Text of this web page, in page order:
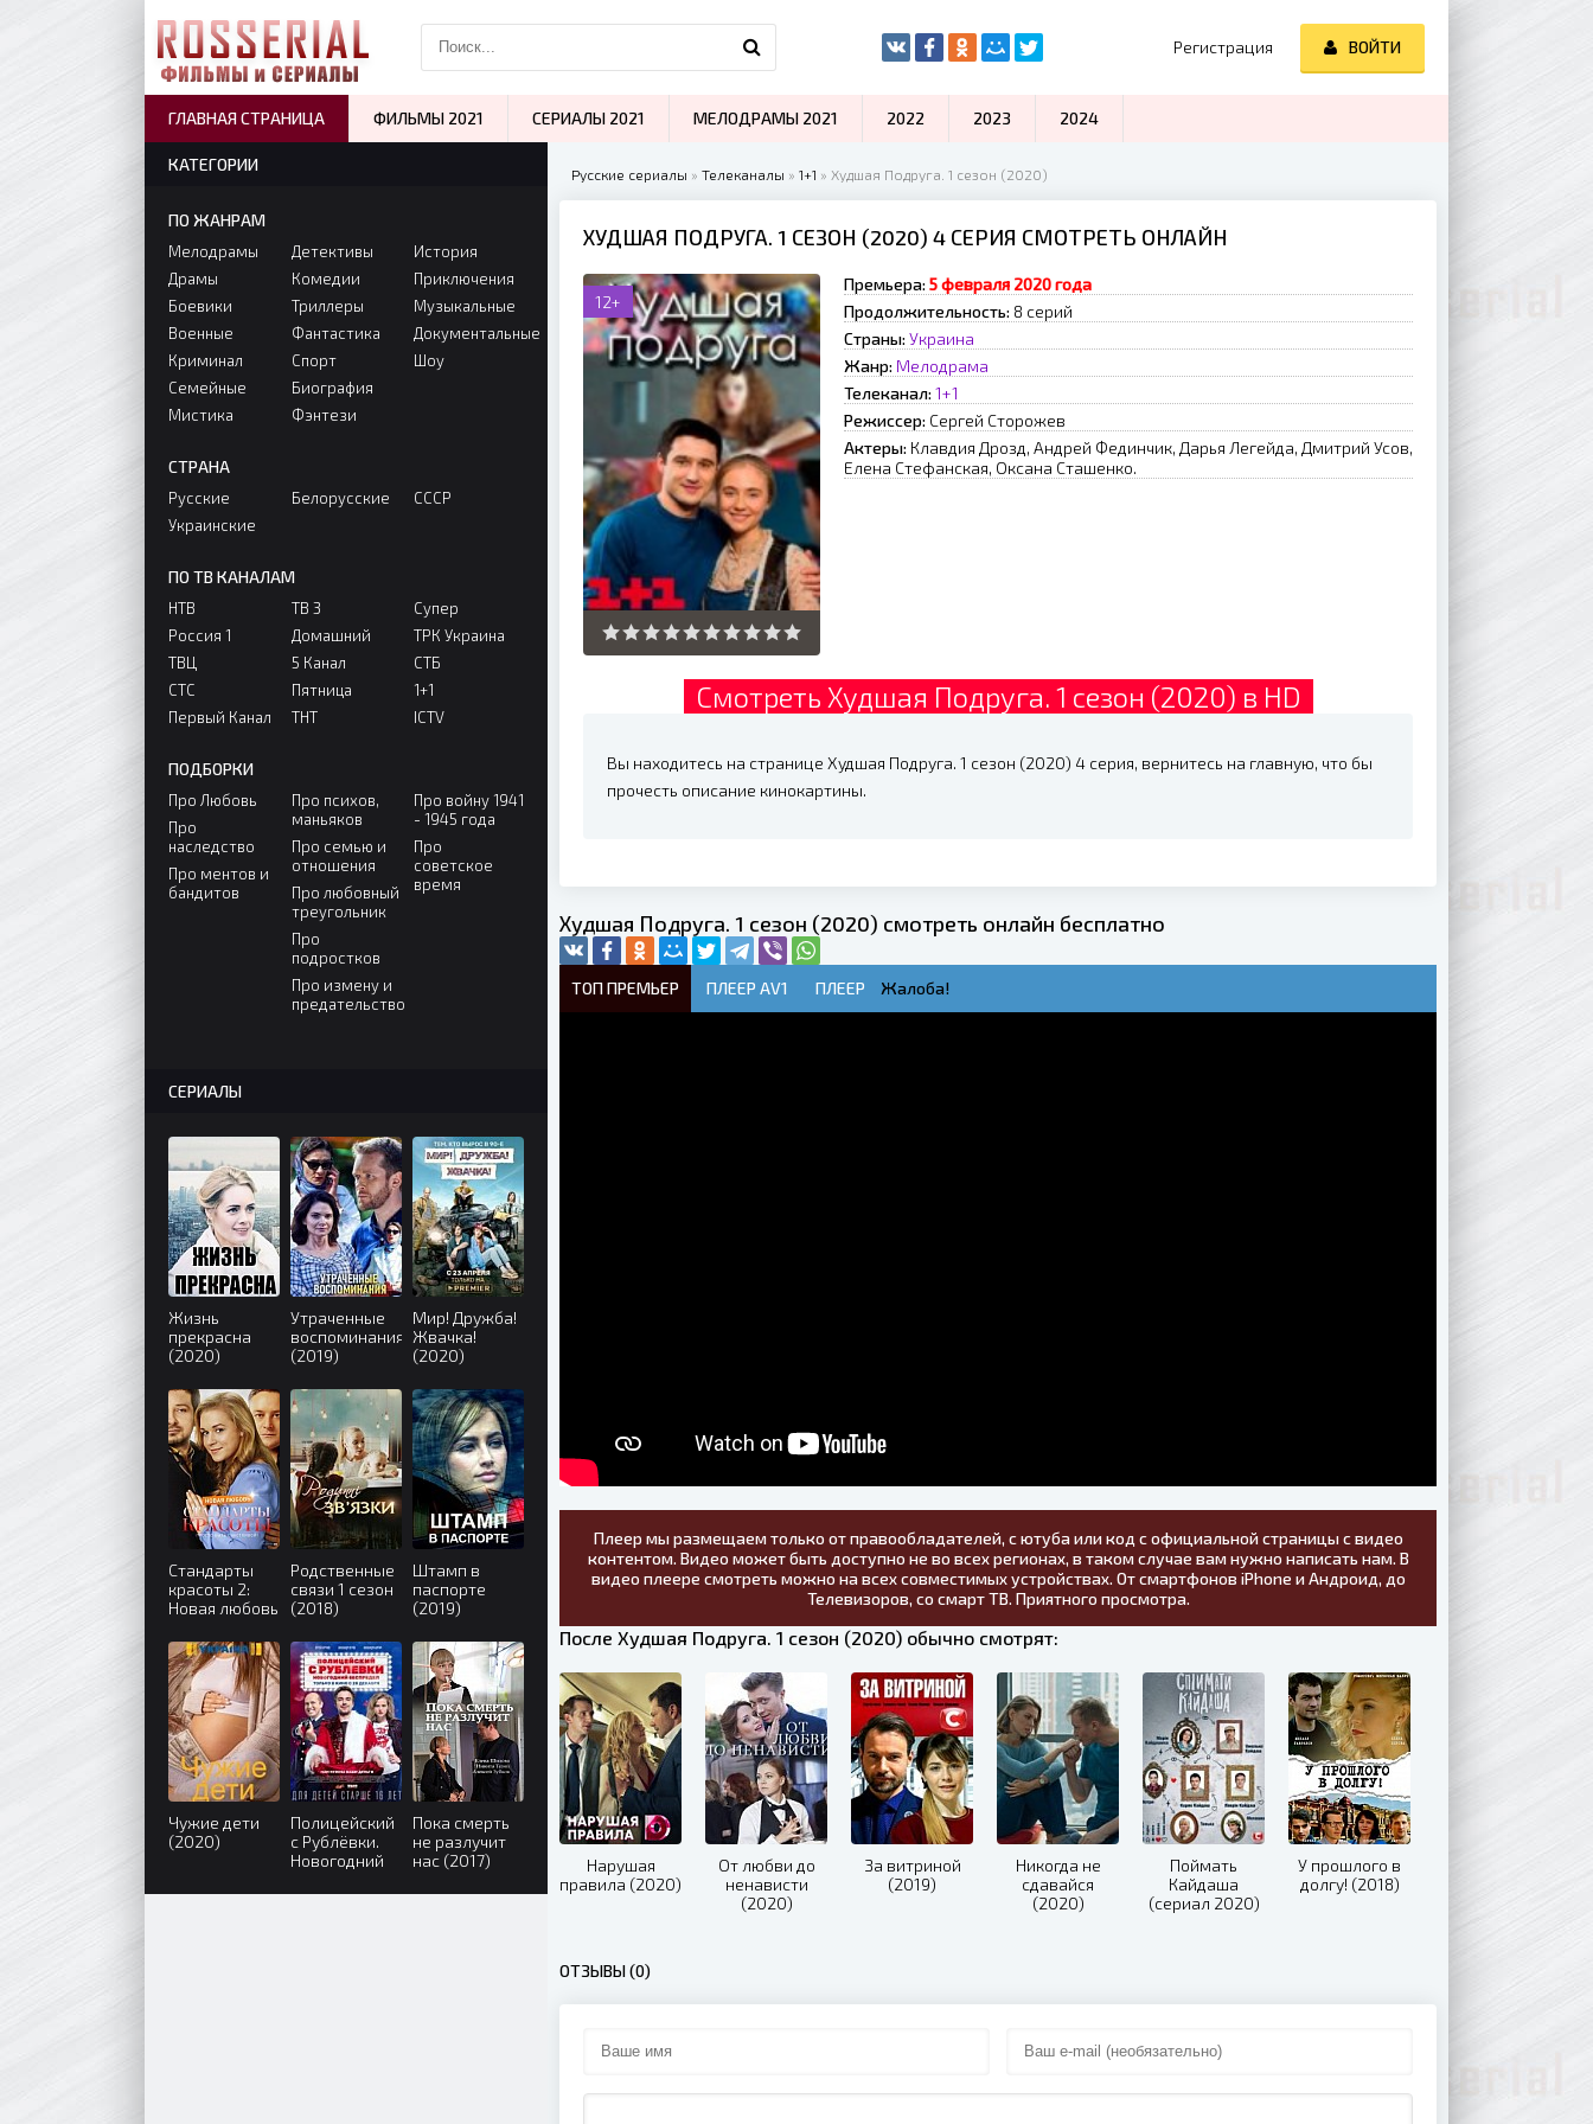
Русские сериалы » Телеканалы » 1+1 » Худшая Подруга. 1 сезон (2020)
ХУДШАЯ ПОДРУГА. 1 СЕЗОН (2020) 4 СЕРИЯ СМОТРЕТЬ ОНЛАЙН
12+
Премьера: 5 февраля 2020 года
Продолжительность: 8 серий
Страны: Украина
Жанр: Мелодрама
Телеканал: 1+1
Режиссер: Сергей Сторожев
Актеры: Клавдия Дрозд, Андрей Фединчик, Дарья Легейда, Дмитрий Усов,
Елена Стефанская, Оксана Сташенко.
Смотреть Худшая Подруга. 1 сезон (2020) в HD
Вы находитесь на странице Худшая Подруга. 1 сезон (2020) 4 серия, вернитесь на главную, что бы
прочесть описание кинокартины.
Худшая Подруга. 1 сезон (2020) смотреть онлайн бесплатно
ТОП ПРЕМЬЕР ПЛЕЕР AV1 ПЛЕЕР Жалоба!
Плеер мы размещаем только от правообладателей, с ютуба или код с официальной страницы с видео
контентом. Видео может быть доступно не во всех регионах, в таком случае вам нужно написать нам. В
видео плеере смотреть можно на всех совместимых устройствах. От смартфонов iPhone и Андроид, до
Телевизоров, со смарт ТВ. Приятного просмотра.
После Худшая Подруга. 1 сезон (2020) обычно смотрят:
Нарушая
правила (2020)
От любви до
ненависти
(2020)
За витриной
(2019)
Никогда не
сдавайся
(2020)
Поймать
Кайдаша
(сериал 2020)
У прошлого в
долгу! (2018)
ОТЗЫВЫ (0)
КАТЕГОРИИ
ПО ЖАНРАМ
Мелодрамы
Драмы
Боевики
Военные
Криминал
Семейные
Мистика
Детективы
Комедии
Триллеры
Фантастика
Спорт
Биография
Фэнтези
История
Приключения
Музыкальные
Документальные
Шоу
СТРАНА
Русские
Украинские
Белорусские СССР
ПО ТВ КАНАЛАМ
НТВ
Россия 1
ТВЦ
СТС
Первый Канал
ТВ 3
Домашний
5 Канал
Пятница
ТНТ
Супер
ТРК Украина
СТБ
1+1
ICTV
ПОДБОРКИ
Про Любовь
Про
наследство
Про ментов и
бандитов
Про психов,
маньяков
Про семью и
отношения
Про любовный
треугольник
Про
подростков
Про измену и
предательство
Про войну 1941
- 1945 года
Про
советское
время
СЕРИАЛЫ
Жизнь
прекрасна
(2020)
Утраченные
воспоминания
(2019)
Мир! Дружба!
Жвачка!
(2020)
Стандарты
красоты 2:
Новая любовь
Родственные
связи 1 сезон
(2018)
Штамп в
паспорте
(2019)
Чужие дети
(2020)
Полицейский
с Рублёвки.
Новогодний
(2018)
Пока смерть
не разлучит
нас (2017)
Регистрация ВОЙТИ
ГЛАВНАЯ СТРАНИЦА ФИЛЬМЫ 2021 СЕРИАЛЫ 2021 МЕЛОДРАМЫ 2021 2022 2023 2024